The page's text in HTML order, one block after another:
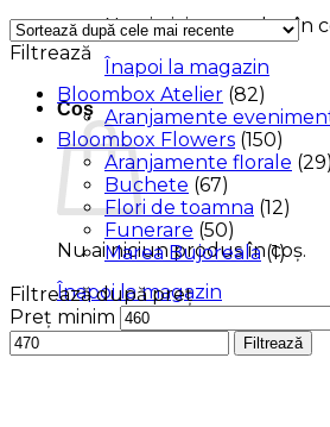
Nu ai niciun produs în
Înapoi la magazin
Coș
Nu ai niciun produs în coș.
Înapoi la magazin
Filtrează
Bloombox Atelier (82)
Aranjamente
Bloombox Flowers (150)
Aranjamente florale (29)
Buchete (67)
Flori de toamna (12)
Funerare (50)
Marea Bujoreala (1)
Filtrează după preț
Preț minim
Filtrează